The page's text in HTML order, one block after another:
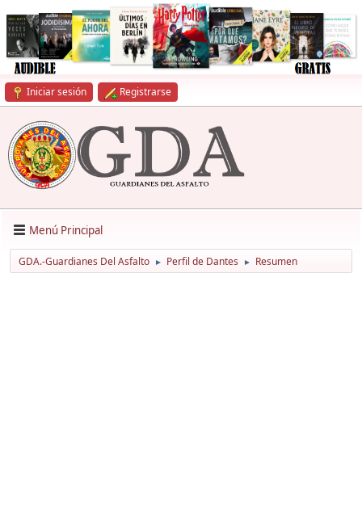
Iniciar sesión Registrarse
Menú Principal
GDA.-Guardianes Del Asfalto ► Perfil de Dantes ► Resumen